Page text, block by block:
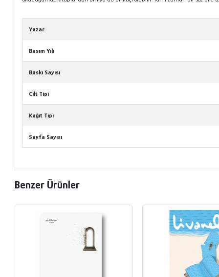
Yazar
Basım Yılı
Baskı Sayısı
Cilt Tipi
Kağıt Tipi
Sayfa Sayısı
Benzer Ürünler